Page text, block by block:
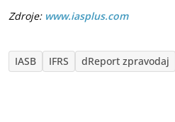
Zdroje: www.iasplus.com
IASB IFRS dReport zpravodaj